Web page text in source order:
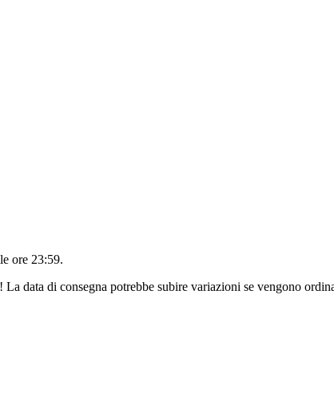
ore 23:59.
data di consegna potrebbe subire variazioni se vengono